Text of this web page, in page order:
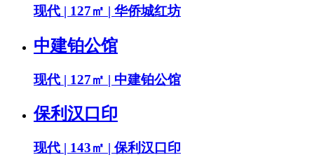
现代 | 127㎡ | 华侨城红坊
中建铂公馆
现代 | 127㎡ | 中建铂公馆
保利汉口印
现代 | 143㎡ | 保利汉口印